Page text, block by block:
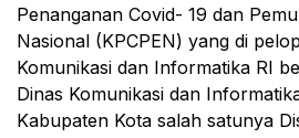
Penanganan Covid- 19 dan
Nasional (KPCPEN) yang di
Komunikasi dan Informatika RI
Dinas Komunikasi dan
Kabupaten Kota salah satunya